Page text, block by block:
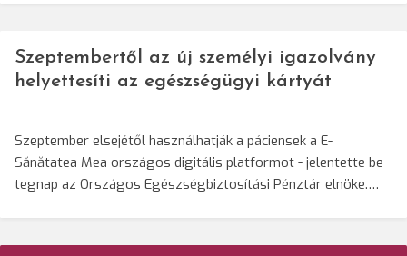
Szeptembertől az új személyi igazolvány
helyettesíti az egészségügyi kártyát
Szeptember elsejétől használhatják a páciensek a E-
Sănătatea Mea országos digitális platformot - jelentette be
tegnap az Országos Egészségbiztosítási Pénztár elnöke.…